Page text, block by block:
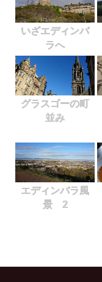
いざエディンバ
ラへ
グラスゴーの町
並み
エディンバラ風
景 2